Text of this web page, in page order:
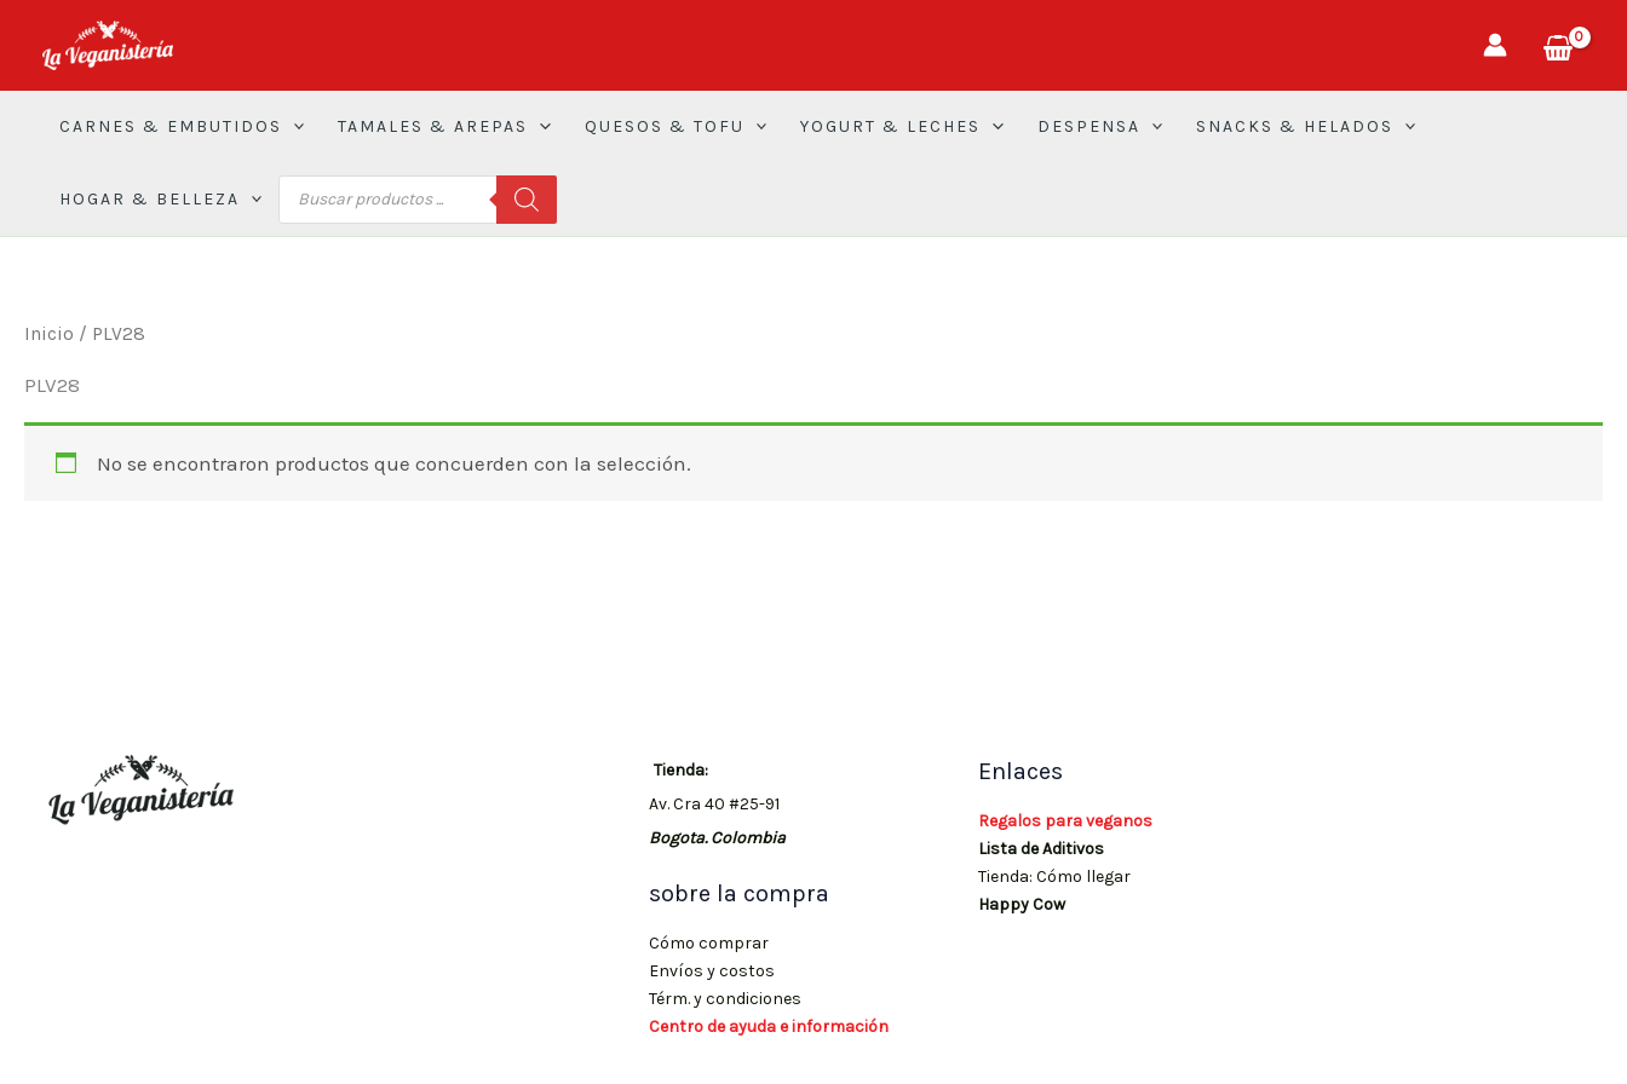
CARNES & EMBUTIDOS TAMALES & AREPAS QUESOS & TOFU YOGURT & LECHES DESPENSA SNACKS & HELADOS
HOGAR & BELLEZA
DE
PRODUCTOS
Inicio / PLV28
PLV28
No se encontraron productos que concuerden con la selección.
Tienda:
Av. Cra 40 #25-91
Bogota. Colombia
sobre la compra
Cómo comprar
Envíos y costos
Térm. y condiciones
Centro de ayuda e información
Enlaces
Regalos para veganos
Lista de Aditivos
Tienda: Cómo llegar
Happy Cow